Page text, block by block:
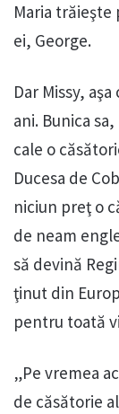
Maria
ei, George.
Dar Missy,
ani. Bunica
cale o
Ducesa de
niciun preţ o
de neam
să devină
ţinut din
pentru toată
„Pe vremea
de căsătorie